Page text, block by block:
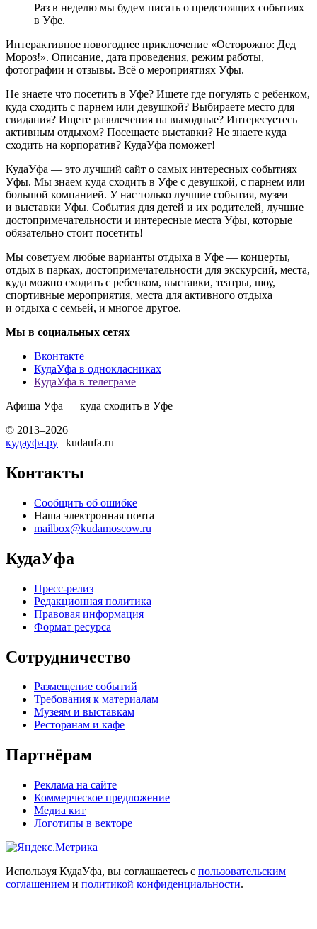
Раз в неделю мы будем писать о предстоящих событиях
в Уфе.
Интерактивное новогоднее приключение «Осторожно: Дед
Мороз!». Описание, дата проведения, режим работы,
фотографии и отзывы. Всё о мероприятиях Уфы.
Не знаете что посетить в Уфе? Ищете где погулять с ребенком,
куда сходить с парнем или девушкой? Выбираете место для
свидания? Ищете развлечения на выходные? Интересуетесь
активным отдыхом? Посещаете выставки? Не знаете куда
сходить на корпоратив? КудаУфа поможет!
КудаУфа — это лучший сайт о самых интересных событиях
Уфы. Мы знаем куда сходить в Уфе с девушкой, с парнем или
большой компанией. У нас только лучшие события, музеи
и выставки Уфы. События для детей и их родителей, лучшие
достопримечательности и интересные места Уфы, которые
обязательно стоит посетить!
Мы советуем любые варианты отдыха в Уфе — концерты,
отдых в парках, достопримечательности для экскурсий, места,
куда можно сходить с ребенком, выставки, театры, шоу,
спортивные мероприятия, места для активного отдыха
и отдыха с семьей, и многое другое.
Мы в социальных сетях
Вконтакте
КудаУфа в однокласниках
КудаУфа в телеграме
Афиша Уфа — куда сходить в Уфе
© 2013–2026
кудауфа.ру | kudaufa.ru
Контакты
Сообщить об ошибке
Наша электронная почта
mailbox@kudamoscow.ru
КудаУфа
Пресс-релиз
Редакционная политика
Правовая информация
Формат ресурса
Сотрудничество
Размещение событий
Требования к материалам
Музеям и выставкам
Ресторанам и кафе
Партнёрам
Реклама на сайте
Коммерческое предложение
Медиа кит
Логотипы в векторе
Используя КудаУфа, вы соглашаетесь с пользовательским
соглашением и политикой конфиденциальности.